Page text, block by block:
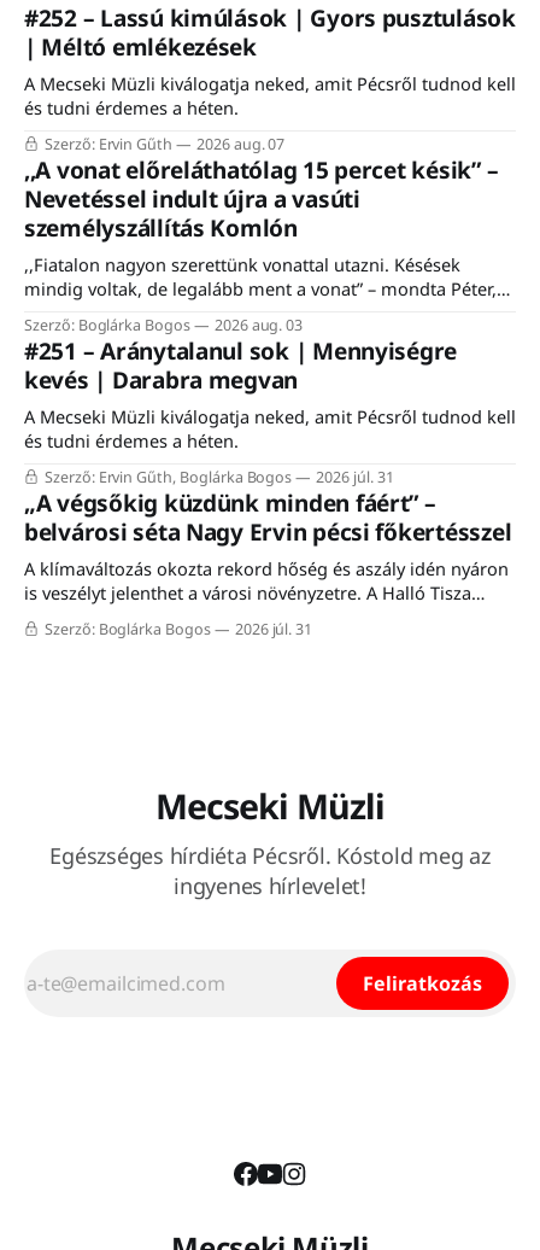
#252 – Lassú kimúlások | Gyors pusztulások
| Méltó emlékezések
A Mecseki Müzli kiválogatja neked, amit Pécsről tudnod kell
és tudni érdemes a héten.
Szerző: Ervin Gűth 2026 aug. 07
,,A vonat előreláthatólag 15 percet késik” –
Nevetéssel indult újra a vasúti
személyszállítás Komlón
,,Fiatalon nagyon szerettünk vonattal utazni. Késések
mindig voltak, de legalább ment a vonat” – mondta Péter,
is fontos szerepe volt a város életében. Éppen ezért nem is
csoda, hogy a komlói vasútállomáson közel ezerfős tömeg
gyűlt össze szombaton a Komló–Dombóvár-vasútvonal
Szerző: Boglárka Bogos 2026 aug. 03
#251 – Aránytalanul sok | Mennyiségre
kevés | Darabra megvan
A Mecseki Müzli kiválogatja neked, amit Pécsről tudnod kell
és tudni érdemes a héten.
Szerző: Ervin Gűth, Boglárka Bogos 2026 júl. 31
„A végsőkig küzdünk minden fáért” –
belvárosi séta Nagy Ervin pécsi főkertésszel
A klímaváltozás okozta rekord hőség és aszály idén nyáron
is veszélyt jelenthet a városi növényzetre. A Halló Tisza
Sziget séta-fórumán Nagy Ervin, Pécs főkertésze mesélt a
városon belüli növénytelepítés kihívásairól, a meglévő
Szerző: Boglárka Bogos 2026 júl. 31
Mecseki Müzli
Egészséges hírdiéta Pécsről. Kóstold meg az
ingyenes hírlevelet!
Feliratkozás